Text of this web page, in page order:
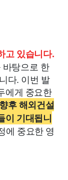
고 있습니다.
탕으로 한
다. 이번 발
에게 중요한
향후 해외건설
이 기대됩니
에 중요한 영